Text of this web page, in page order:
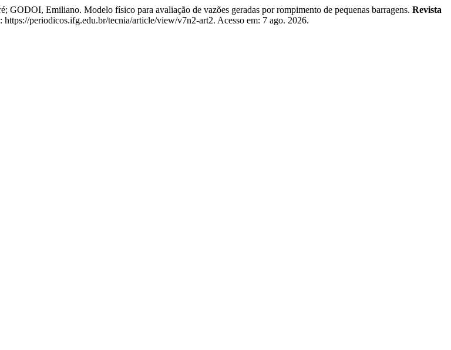
Emiliano. Modelo físico para avaliação de vazões geradas por rompimento de pequenas barragens. Revista
periodicos.ifg.edu.br/tecnia/article/view/v7n2-art2. Acesso em: 7 ago. 2026.